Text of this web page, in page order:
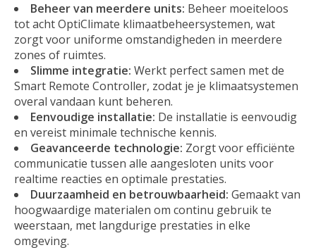
Beheer van meerdere units: Beheer moeiteloos
tot acht OptiClimate klimaatbeheersystemen, wat
zorgt voor uniforme omstandigheden in meerdere
zones of ruimtes.
Slimme integratie: Werkt perfect samen met de
Smart Remote Controller, zodat je je klimaatsystemen
overal vandaan kunt beheren.
Eenvoudige installatie: De installatie is eenvoudig
en vereist minimale technische kennis.
Geavanceerde technologie: Zorgt voor efficiënte
communicatie tussen alle aangesloten units voor
realtime reacties en optimale prestaties.
Duurzaamheid en betrouwbaarheid: Gemaakt van
hoogwaardige materialen om continu gebruik te
weerstaan, met langdurige prestaties in elke
omgeving.